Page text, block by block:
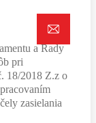
a Rady
pri
18/2018 Z.z o
zasielania